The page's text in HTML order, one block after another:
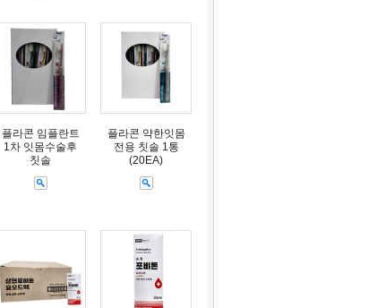
플라콘 임플란트
1차 잇몸수술후
칫솔
플라콘 약한잇몸
전용 칫솔 1통
(20EA)